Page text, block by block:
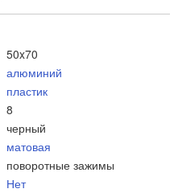
50x70
алюминий
пластик
8
черный
матовая
поворотные зажимы
Нет